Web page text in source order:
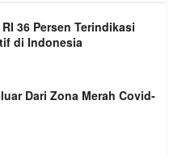
36 Persen Terindikasi
di Indonesia
Dari Zona Merah Covid-